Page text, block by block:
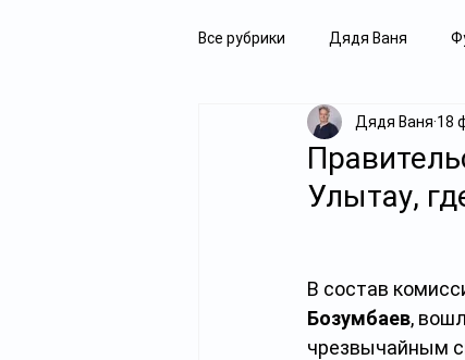
Все рубрики Дядя Ваня
Улытау,
Дядя Ваня 18
В состав
Бозумбаев,
чрезвычайным